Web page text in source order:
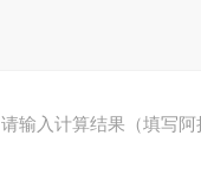
请输入计算结果（填写